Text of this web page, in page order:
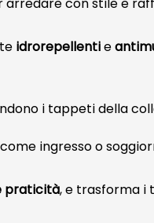
idrorepellentie
i tappeti della
ingresso o
praticità, e trasforma i